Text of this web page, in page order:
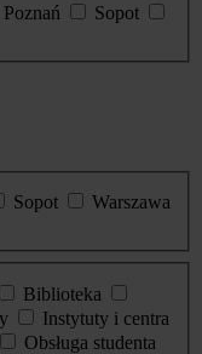
Poznań
Sopot
Sopot
Warszawa
Biblioteka
Instytuty i centra
Obsługa studenta